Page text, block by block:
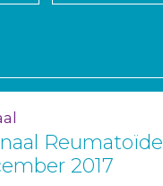
Reumatoïde
2017